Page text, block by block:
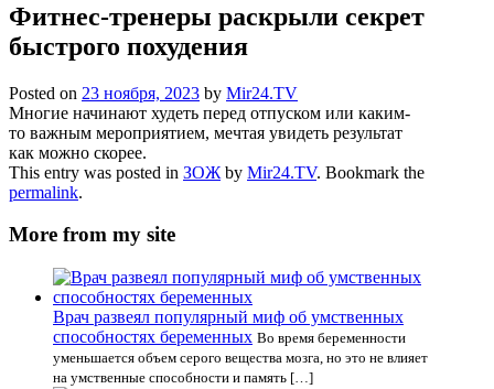
Фитнес-тренеры раскрыли секрет
быстрого похудения
Posted on 23 ноября, 2023 by Mir24.TV
Многие начинают худеть перед отпуском или каким-
то важным мероприятием, мечтая увидеть результат
как можно скорее.
This entry was posted in ЗОЖ by Mir24.TV. Bookmark the
permalink.
More from my site
Врач развеял популярный миф об умственных
способностях беременных Во время беременности
уменьшается объем серого вещества мозга, но это не влияет
на умственные способности и память […]